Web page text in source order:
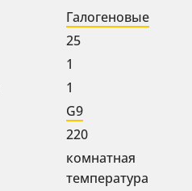
Галогеновые
25
1
1
G9
220
комнатная
температура